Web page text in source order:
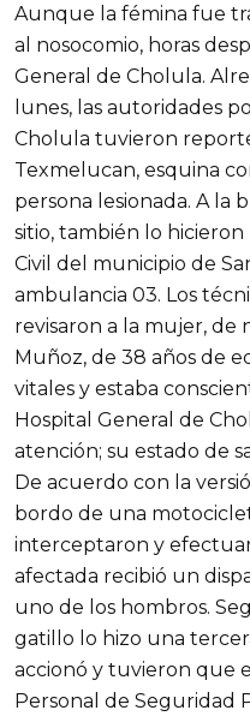
Aunque la fémina fue
al nosocomio, horas
General de Cholula.
lunes, las autoridades
Cholula tuvieron
Texmelucan, esquina
persona lesionada. A la
sitio, también lo
Civil del municipio de
ambulancia 03. Los
revisaron a la mujer, de
Muñoz, de 38 años de
vitales y estaba
Hospital General de
atención; su estado de
De acuerdo con la
bordo de una
interceptaron y
afectada recibió un
uno de los hombros.
gatillo lo hizo una
accionó y tuvieron que
Personal de Seguridad